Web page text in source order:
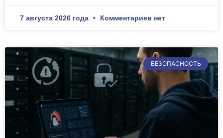
7 августа 2026 года Комментариев нет
БЕЗОПАСНОСТЬ